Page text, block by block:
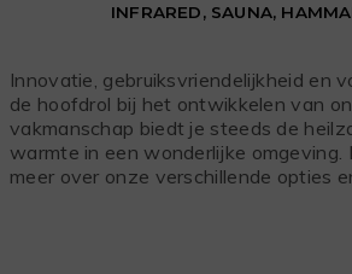
INFRARED, SAUNA,
Innovatie, gebruiksvriendelijkheid en
de hoofdrol bij het ontwikkelen van
vakmanschap biedt je steeds de
warmte in een wonderlijke omgeving.
meer over onze verschillende opties